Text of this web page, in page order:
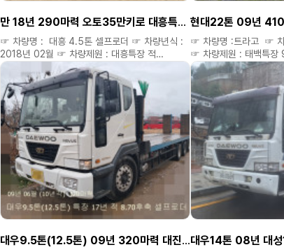
4989.kmiro2.kr ☎ 연락처 : 010 6470
8949 ☎ ( 차량가격 확인은 홈페이지에서만
가능합니다. )
8949.kmiro2.kr ▷▶ 다 음 블
4989.kmiro2.kr ☎ 연
8949 ☎ ( 차량가격 확
가능합니다. )
만 18년 290마력 오토35만키로 대흥특장 적 7.10앞축 써스 셀프로더
☞ 차량명 : 대흥 4.5톤 셀프로더 ☞ 차량년식 :
2018년 02월 ☞ 차량제원 : 대흥특장 적
7.10앞축 ☞ 주행거리 : 35만키로 (오토) ☞ 옵션
: 만 18년 290마력 35만키로 오토 대흥특장 7.10
앞축 써스 셀프로더 ^^ ☞ 차량가격 : 6200만 ◈
구입자금(운영자금) 저금리캐피탈 할부도
가능합니다 ◈ 연락주시면 성심.성의것
상담해드립니다 ◈ 필요한차량 용도예맞는차량
저렴하게 구해드립니다. ◈ 미처올리지
못한차량도 여러대있으니 연락주세요. ◈ 신뢰와
진실.정직으로 최선을 다하겠습니다 **
위탁차량은 소정의 소개비 별도 있습니다 ** ▷▶
경신중고특장차 대표 공공식 ▷▶ 홈페이지 :
kmiro2.kr ▷▶ 네이버 블로그 :
8949.kmiro2.kr ▷▶ 다 음 블로그 :
4989.kmiro2.kr ☎ 연락처 : 010 6470
8949 ☎ ( 차량가격 확인은 홈페이지에서만
가능합니다. )
☞ 차량명 :트라고 ☞
☞ 차량제원 : 태백특
52만키로 ☞ 옵션 : 현
스틱 태백특장22년 재
차량가격 : 6500만 ◈
저금리캐피탈 할부도 가
성심.성의것 상담해드
용도예맞는차량 저렴
미처올리지 못한차량도
◈ 신뢰와 진실.정직으
위탁차량은 소정의 소
경신중고특장차 대표
kmiro2.kr ▷▶ 네이버 블로그 :
8949.kmiro2.kr ▷▶ 다 음 블로
4989.kmiro2.kr ☎ 연
8949 ☎ ( 차량가격 확
가능합니다. )
대우9.5톤(12.5톤) 09년 320마력 대진 17년 적 8.70후축 셀프로더